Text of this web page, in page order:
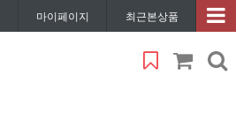
마이페이지 최근본상품